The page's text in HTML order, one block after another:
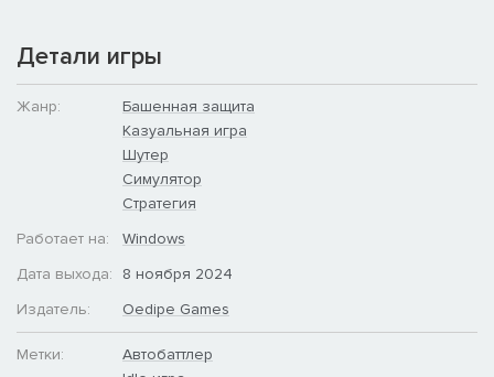
Вам придется ремонтировать завод столько раз, сколько
Чем больше самолетов вы уничтожите, тем больше денег и
власти вы получите для вызова подкрепления. Ваш долг
любой ценой защищать наши заводы от набегов союзников!
За Родину! УДАЧИ, Оберст!
Детали игры
Жанр:
Башенная защита
Казуальная игра
Шутер
Симулятор
Стратегия
Работает на:
Windows
Дата выхода:
8 ноября 2024
Издатель:
Oedipe Games
Метки:
Автобаттлер